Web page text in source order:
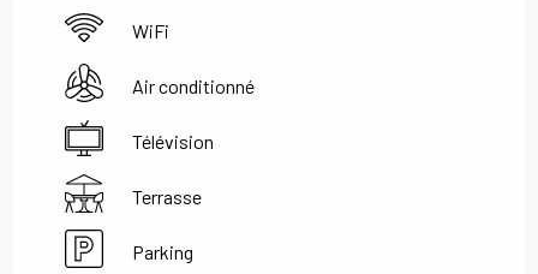
WiFi
Air conditionné
Télévision
Terrasse
Parking